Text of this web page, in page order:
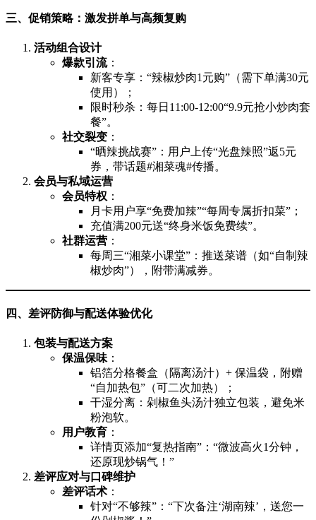
三、促销策略：激发拼单与高频复购
活动组合设计
爆款引流：
新客专享：“辣椒炒肉1元购”（需下单满30元
使用）；
限时秒杀：每日11:00-12:00“9.9元抢小炒肉套
餐”。
社交裂变 ：
“晒辣挑战赛”：用户上传“光盘辣照”返5元
券，带话题#湘菜魂#传播。
会员与私域运营
会员特权 ：
月卡用户享“免费加辣”“每周专属折扣菜”；
充值满200元送“终身米饭免费续”。
社群运营 ：
每周三“湘菜小课堂”：推送菜谱（如“自制辣
椒炒肉”），附带满减券。
四、差评防御与配送体验优化
包装与配送方案
保温保味 ：
铝箔分格餐盒（隔离汤汁）+ 保温袋，附赠
“自加热包”（可二次加热）；
干湿分离：剁椒鱼头汤汁独立包装，避免米
粉泡软。
用户教育 ：
详情页添加“复热指南”：“微波高火1分钟，
还原现炒锅气！”
差评应对与口碑维护
差评话术 ：
针对“不够辣”：“下次备注‘湖南辣’，送您一